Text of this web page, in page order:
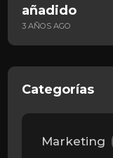
añadido
3 AÑOS AGO
Categorías
Marketing